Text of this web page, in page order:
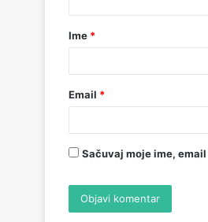
Ime *
Email *
Sačuvaj moje ime,